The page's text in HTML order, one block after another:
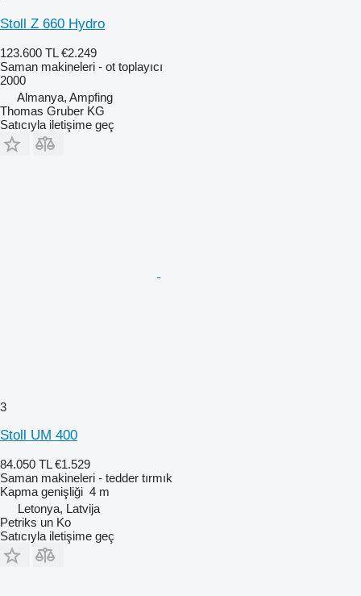
Stoll Z 660 Hydro
123.600 TL €2.249
Saman makineleri - ot toplayıcı
2000
Almanya, Ampfing
Thomas Gruber KG
Satıcıyla iletişime geç
3
Stoll UM 400
84.050 TL €1.529
Saman makineleri - tedder tırmık
Kapma genişliği 4 m
Letonya, Latvija
Petriks un Ko
Satıcıyla iletişime geç